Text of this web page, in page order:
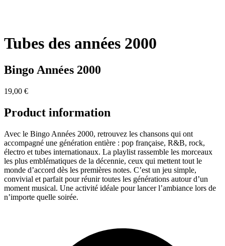
Tubes des années 2000
Bingo Années 2000
19,00 €
Product information
Avec le Bingo Années 2000, retrouvez les chansons qui ont
accompagné une génération entière : pop française, R&B, rock,
électro et tubes internationaux. La playlist rassemble les morceaux
les plus emblématiques de la décennie, ceux qui mettent tout le
monde d’accord dès les premières notes. C’est un jeu simple,
convivial et parfait pour réunir toutes les générations autour d’un
moment musical. Une activité idéale pour lancer l’ambiance lors de
n’importe quelle soirée.